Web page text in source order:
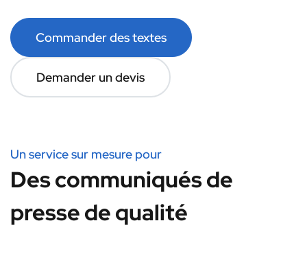
Commander des textes
Demander un devis
Un service sur mesure pour
Des communiqués de
presse de qualité